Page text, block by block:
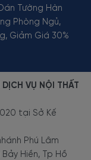
Tường Hàn
Phòng Ngủ,
Giảm Giá 30%
VỤ NỘI THẤT
tại Sở Kế
Phú Lâm
Hiền, Tp Hồ